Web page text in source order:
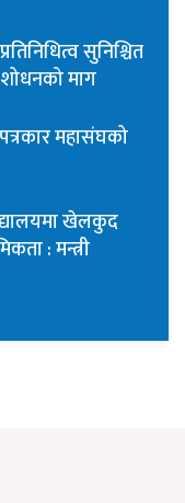
सुनिश्चित
माग
महासंघको
खेलकुद
: मन्त्री